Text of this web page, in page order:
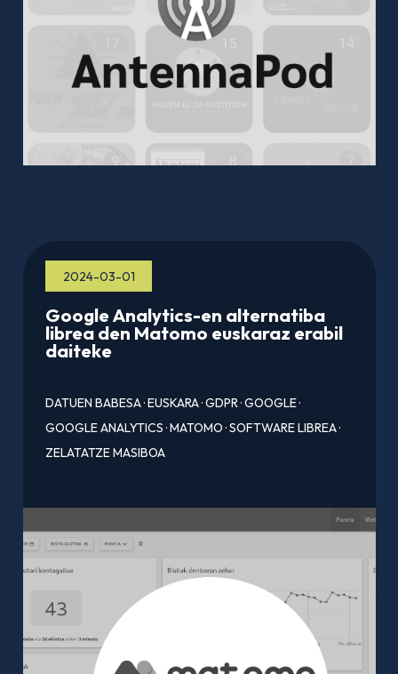
2024-03-01
Google Analytics-en alternatiba
librea den Matomo euskaraz erabil
daiteke
DATUEN BABESA·EUSKARA·GDPR·GOOGLE·
GOOGLE ANALYTICS·MATOMO·SOFTWARE LIBREA·
ZELATATZE MASIBOA